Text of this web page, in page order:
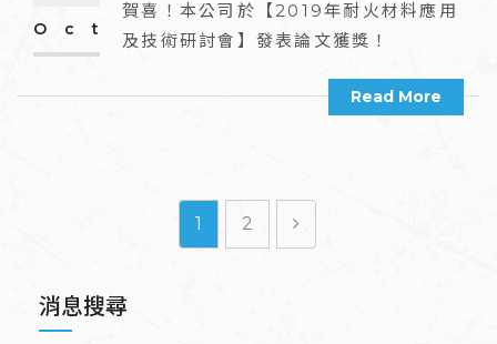
Oct
用及技術研討會】發表論文獲獎！
賀喜！本公司於【2019年耐火材料應用
及技術研討會】發表論文獲獎！
Read More
1 2
消息搜尋